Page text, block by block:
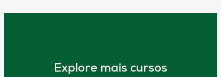
Explore mais cursos